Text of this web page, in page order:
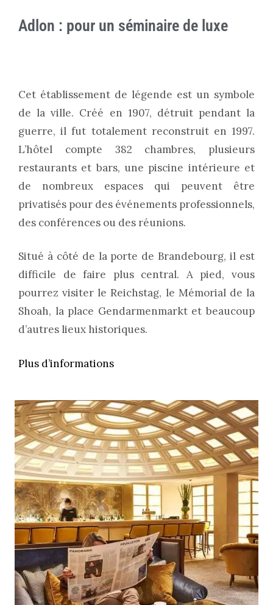
Adlon : pour un séminaire de luxe
Cet établissement de légende est un symbole
de la ville. Créé en 1907, détruit pendant la
guerre, il fut totalement reconstruit en 1997.
L’hôtel compte 382 chambres, plusieurs
restaurants et bars, une piscine intérieure et
de nombreux espaces qui peuvent être
privatisés pour des événements professionnels,
des conférences ou des réunions.
Situé à côté de la porte de Brandebourg, il est
difficile de faire plus central. A pied, vous
pourrez visiter le Reichstag, le Mémorial de la
Shoah, la place Gendarmenmarkt et beaucoup
d’autres lieux historiques.
Plus d’informations